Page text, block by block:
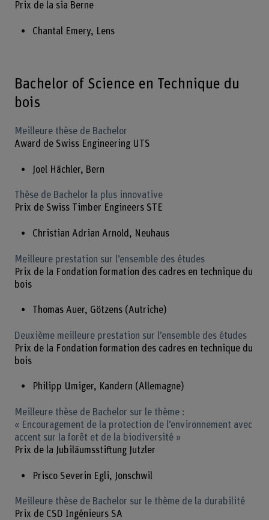
Prix de la sia Berne
Chantal Emery, Lens
Bachelor of Science en Technique du
bois
Meilleure thèse de Bachelor
Award de Swiss Engineering UTS
Joel Hächler, Bern
Thèse de Bachelor la plus innovative
Prix de Swiss Timber Engineers STE
Christian Adrian Arnold, Neuhaus
Meilleure prestation sur l’ensemble des études
Prix de la Fondation formation des cadres en technique du
bois
Thomas Auer, Götzens (Autriche)
Deuxième meilleure prestation sur l’ensemble des études
Prix de la Fondation formation des cadres en technique du
bois
Philipp Umiger, Kandern (Allemagne)
Meilleure thèse de Bachelor sur le thème :
« Encouragement de la protection de l’environnement avec
accent sur la forêt et de la biodiversité »
Prix de la Jubiläumsstiftung Jutzler
Prisco Severin Egli, Jonschwil
Meilleure thèse de Bachelor sur le thème de la durabilité
Prix de CSD Ingénieurs SA